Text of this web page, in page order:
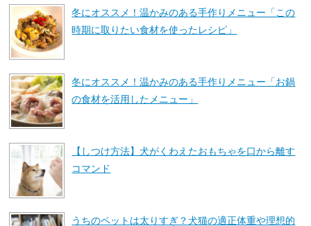
冬にオススメ！温かみのある手作りメニュー「この
時期に取りたい食材を使ったレシピ」
冬にオススメ！温かみのある手作りメニュー「お鍋
の食材を活用したメニュー」
【しつけ方法】犬がくわえたおもちゃを口から離す
コマンド
うちのペットは太りすぎ？犬猫の適正体重や理想的